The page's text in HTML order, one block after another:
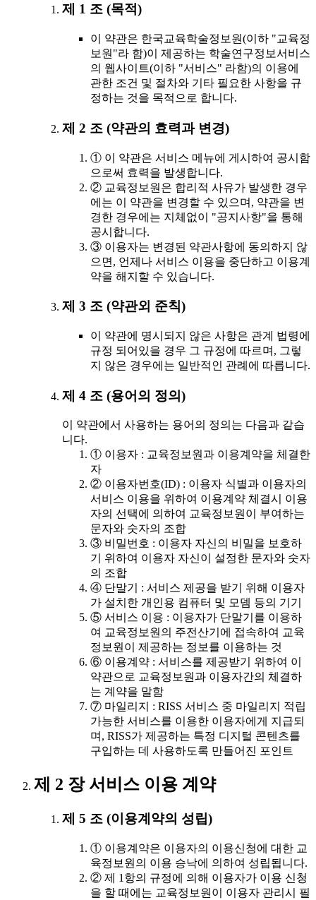
제 1 조 (목적)
이 약관은 한국교육학술정보원(이하 "교육정
보원"라 함)이 제공하는 학술연구정보서비스
의 웹사이트(이하 "서비스" 라함)의 이용에
관한 조건 및 절차와 기타 필요한 사항을 규
정하는 것을 목적으로 합니다.
제 2 조 (약관의 효력과 변경)
① 이 약관은 서비스 메뉴에 게시하여 공시함
으로써 효력을 발생합니다.
② 교육정보원은 합리적 사유가 발생한 경우
에는 이 약관을 변경할 수 있으며, 약관을 변
경한 경우에는 지체없이 "공지사항"을 통해
공시합니다.
③ 이용자는 변경된 약관사항에 동의하지 않
으면, 언제나 서비스 이용을 중단하고 이용계
약을 해지할 수 있습니다.
제 3 조 (약관외 준칙)
이 약관에 명시되지 않은 사항은 관계 법령에
규정 되어있을 경우 그 규정에 따르며, 그렇
지 않은 경우에는 일반적인 관례에 따릅니다.
제 4 조 (용어의 정의)
이 약관에서 사용하는 용어의 정의는 다음과 같습
니다.
① 이용자 : 교육정보원과 이용계약을 체결한
자
② 이용자번호(ID) : 이용자 식별과 이용자의
서비스 이용을 위하여 이용계약 체결시 이용
자의 선택에 의하여 교육정보원이 부여하는
문자와 숫자의 조합
③ 비밀번호 : 이용자 자신의 비밀을 보호하
기 위하여 이용자 자신이 설정한 문자와 숫자
의 조합
④ 단말기 : 서비스 제공을 받기 위해 이용자
가 설치한 개인용 컴퓨터 및 모뎀 등의 기기
⑤ 서비스 이용 : 이용자가 단말기를 이용하
여 교육정보원의 주전산기에 접속하여 교육
정보원이 제공하는 정보를 이용하는 것
⑥ 이용계약 : 서비스를 제공받기 위하여 이
약관으로 교육정보원과 이용자간의 체결하
는 계약을 말함
⑦ 마일리지 : RISS 서비스 중 마일리지 적립
가능한 서비스를 이용한 이용자에게 지급되
며, RISS가 제공하는 특정 디지털 콘텐츠를
구입하는 데 사용하도록 만들어진 포인트
제 2 장 서비스 이용 계약
제 5 조 (이용계약의 성립)
① 이용계약은 이용자의 이용신청에 대한 교
육정보원의 이용 승낙에 의하여 성립됩니다.
② 제 1항의 규정에 의해 이용자가 이용 신청
을 할 때에는 교육정보원이 이용자 관리시 필